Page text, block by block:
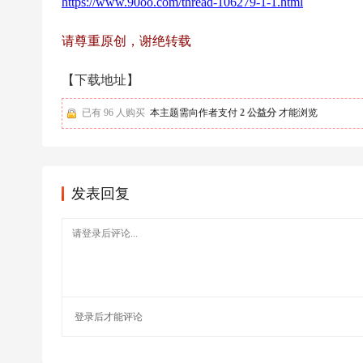
请尊重原创，谢绝转载
【下载地址】
已有 96 人购买 本主题需向作者支付 2 公益分 才能浏览
发表回复
登录后才能评论